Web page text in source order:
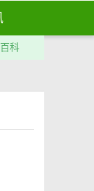
百科